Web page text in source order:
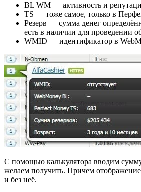
BL WM — активность и
TS — тоже самое, только в
Резерв — сумма денег
есть в наличии для проведении
WMID — идентификатор в
С помощью калькулятора вводим
желаем получить. Причем
и без неё.